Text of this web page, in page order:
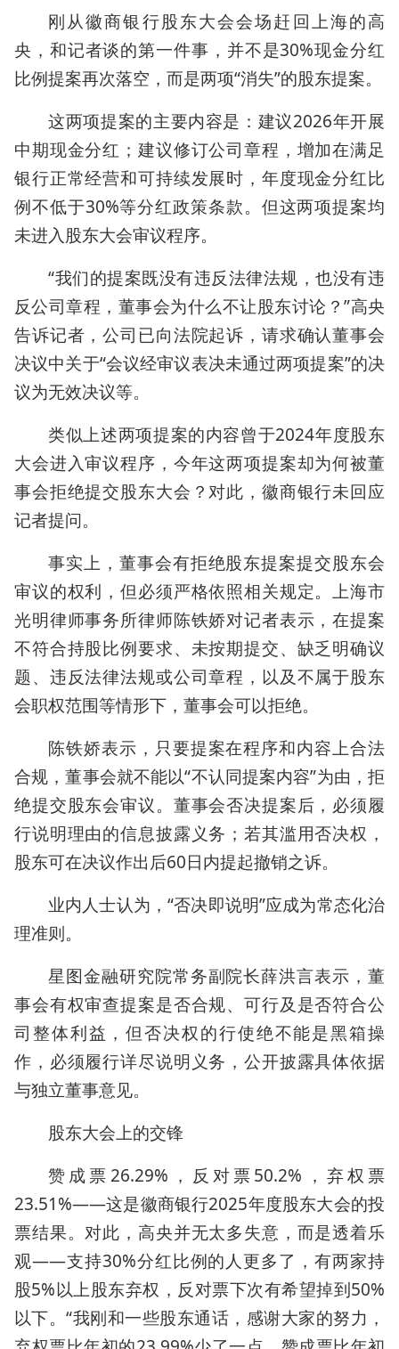
刚从徽商银行股东大会会场赶回上海的高
央，和记者谈的第一件事，并不是30%现金分红
比例提案再次落空，而是两项“消失”的股东提案。
这两项提案的主要内容是：建议2026年开展
中期现金分红；建议修订公司章程，增加在满足
银行正常经营和可持续发展时，年度现金分红比
例不低于30%等分红政策条款。但这两项提案均
未进入股东大会审议程序。
“我们的提案既没有违反法律法规，也没有违
反公司章程，董事会为什么不让股东讨论？”高央
告诉记者，公司已向法院起诉，请求确认董事会
决议中关于“会议经审议表决未通过两项提案”的决
议为无效决议等。
类似上述两项提案的内容曾于2024年度股东
大会进入审议程序，今年这两项提案却为何被董
事会拒绝提交股东大会？对此，徽商银行未回应
记者提问。
事实上，董事会有拒绝股东提案提交股东会
审议的权利，但必须严格依照相关规定。上海市
光明律师事务所律师陈铁娇对记者表示，在提案
不符合持股比例要求、未按期提交、缺乏明确议
题、违反法律法规或公司章程，以及不属于股东
会职权范围等情形下，董事会可以拒绝。
陈铁娇表示，只要提案在程序和内容上合法
合规，董事会就不能以“不认同提案内容”为由，拒
绝提交股东会审议。董事会否决提案后，必须履
行说明理由的信息披露义务；若其滥用否决权，
股东可在决议作出后60日内提起撤销之诉。
业内人士认为，“否决即说明”应成为常态化治
理准则。
星图金融研究院常务副院长薛洪言表示，董
事会有权审查提案是否合规、可行及是否符合公
司整体利益，但否决权的行使绝不能是黑箱操
作，必须履行详尽说明义务，公开披露具体依据
与独立董事意见。
股东大会上的交锋
赞成票26.29%，反对票50.2%，弃权票
23.51%——这是徽商银行2025年度股东大会的投
票结果。对此，高央并无太多失意，而是透着乐
观——支持30%分红比例的人更多了，有两家持
股5%以上股东弃权，反对票下次有希望掉到50%
以下。“我刚和一些股东通话，感谢大家的努力，